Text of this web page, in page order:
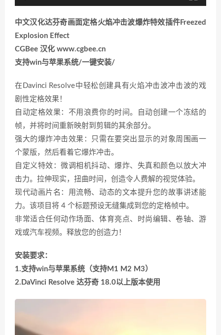
中文汉化达芬奇画面定格火焰冲击波爆炸特效插件Freezed
Explosion Effect
CGBee 汉化 www.cgbee.cn
支持win与苹果系统/一键安装/
在Davinci Resolve中轻松创建具有火焰冲击波冲击波的戏
剧性定格效果！
自动定格效果：不用浪费你的时间。自动创建一个冻结的
帧，并将时间重新映射到剪辑的其余部分。
强大的爆炸冲击效果：只需在要突出显示的对象周围画一
个蒙版，然后看着它爆炸冲击。
自定义特效：微调相机抖动、爆炸、失真和颜色以放大冲
击力。拉伸现实，扭曲时间，创造令人费解的视觉体验。
现代动画片名：用流畅、动态的文本提升您的故事讲述能
力。该项目将 4 个标题预设无缝集成到您的定格帧中。
非常适合任何动作场面、体育亮点、时尚编辑、卷轴、游
戏或汽车视频。释放您的创造力！
安装要求：
1.支持win与苹果系统（支持M1 M2 M3）
2.DaVinci Resolve 达芬奇 18.0以上版本使用